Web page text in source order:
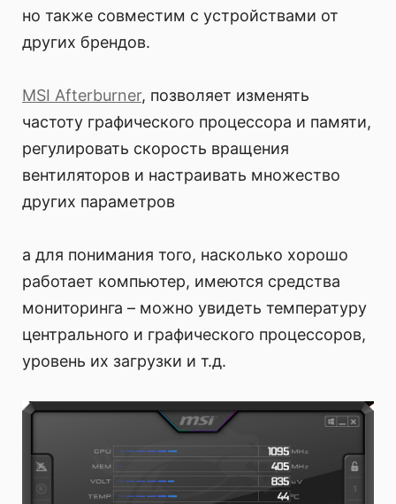
но также совместим с устройствами от
других брендов.
MSI Afterburner, позволяет изменять
частоту графического процессора и памяти,
регулировать скорость вращения
вентиляторов и настраивать множество
других параметров
а для понимания того, насколько хорошо
работает компьютер, имеются средства
мониторинга – можно увидеть температуру
центрального и графического процессоров,
уровень их загрузки и т.д.